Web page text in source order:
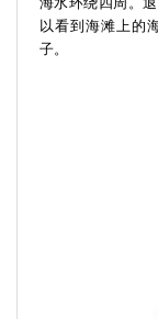
以看到海滩上的
子。